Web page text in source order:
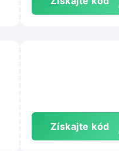
Získajte kód